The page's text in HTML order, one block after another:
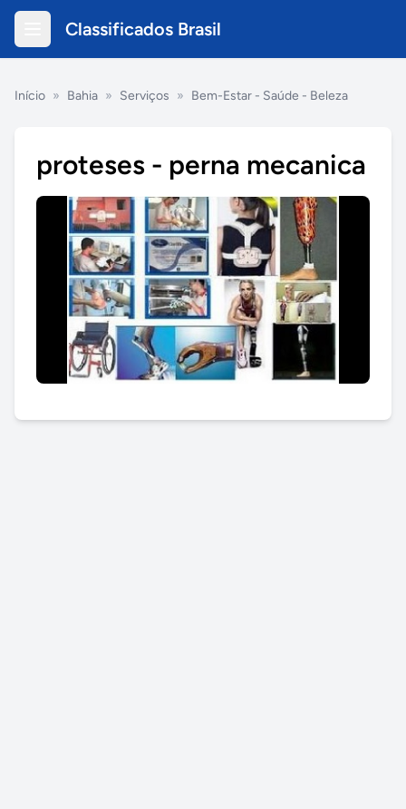
Classificados Brasil
Início » Bahia » Serviços » Bem-Estar - Saúde - Beleza
proteses - perna mecanica